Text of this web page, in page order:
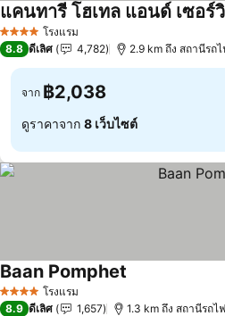
4 ดาว โรงแรม
แคนทารี โฮเทล แอนด์ เซอร์
8.8 ดีเลิศ 4,782 2.9 km ถึง สถานีรถ
จาก ฿2,038
ดูราคาจาก 8 เว็บไซต์
4 ดาว โรงแรม
Baan Pomphet
8.9 ดีเลิศ 1,657 1.3 km ถึง สถานีรถไฟ